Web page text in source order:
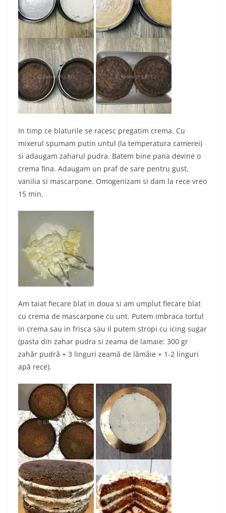
In timp ce blaturile se racesc pregatim crema. Cu
mixerul spumam putin untul (la temperatura camerei)
si adaugam zaharul pudra. Batem bine pana devine o
crema fina. Adaugam un praf de sare pentru gust,
vanilia si mascarpone. Omogenizam si dam la rece vreo
15 min.
Am taiat fiecare blat in doua si am umplut fiecare blat
cu crema de mascarpone cu unt. Putem imbraca tortul
in crema sau in frisca sau il putem stropi cu icing sugar
(pasta din zahar pudra si zeama de lamaie: 300 gr
zahăr pudră + 3 linguri zeamă de lămâie + 1-2 linguri
apă rece).